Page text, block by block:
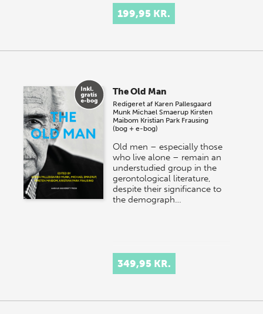
199,95 KR.
The Old Man
Redigeret af Karen Pallesgaard
Munk Michael Smaerup Kirsten
Maibom Kristian Park Frausing
(bog + e-bog)
Old men – especially those
who live alone – remain an
understudied group in the
gerontological literature,
despite their significance to
the demograph…
349,95 KR.